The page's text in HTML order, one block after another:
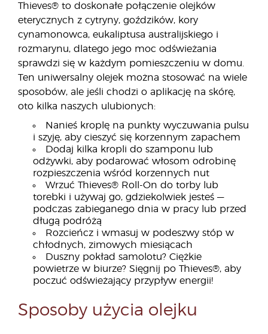
Thieves® to doskonałe połączenie olejków
eterycznych z cytryny, goździków, kory
cynamonowca, eukaliptusa australijskiego i
rozmarynu, dlatego jego moc odświeżania
sprawdzi się w każdym pomieszczeniu w domu.
Ten uniwersalny olejek można stosować na wiele
sposobów, ale jeśli chodzi o aplikację na skórę,
oto kilka naszych ulubionych:
Nanieś kroplę na punkty wyczuwania pulsu
i szyję, aby cieszyć się korzennym zapachem
Dodaj kilka kropli do szamponu lub
odżywki, aby podarować włosom odrobinę
rozpieszczenia wśród korzennych nut
Wrzuć Thieves® Roll-On do torby lub
torebki i używaj go, gdziekolwiek jesteś —
podczas zabieganego dnia w pracy lub przed
długą podróżą
Rozcieńcz i wmasuj w podeszwy stóp w
chłodnych, zimowych miesiącach
Duszny pokład samolotu? Ciężkie
powietrze w biurze? Sięgnij po Thieves®, aby
poczuć odświeżający przypływ energii!
Sposoby użycia olejku